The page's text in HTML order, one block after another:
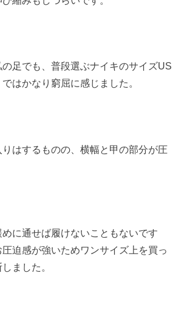
足でも、普段選ぶナイキのサイズUS
はかなり窮屈に感じました。
はするものの、横幅と甲の部分が圧
に通せば履けないこともないです
迫感が強いためワンサイズ上を買っ
ました。